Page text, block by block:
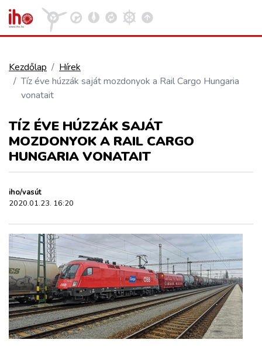
VASÚT
KÖZÚT
REPÜLÉS
KÖZLEKEDÉSFEJLESZTÉS
ZÖLDÚT
HAJÓZÁS
BLOG
Kezdőlap
Hírek
Tíz éve húzzák saját mozdonyok a Rail Cargo Hungaria
vonatait
TÍZ ÉVE HÚZZÁK SAJÁT
MOZDONYOK A RAIL CARGO
HUNGARIA VONATAIT
iho/vasút
2020.01.23. 16:20